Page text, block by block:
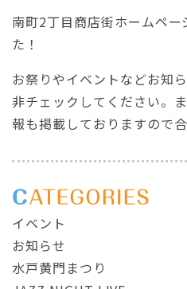
南町2丁目商店街ホームペー
た！
お祭りやイベントなどお知
非チェックしてください。
報も掲載しておりますので
イベント
お知らせ
水戸黄門まつり